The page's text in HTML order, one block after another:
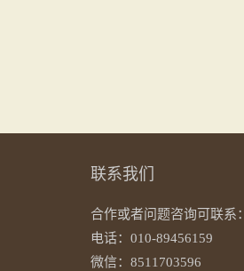
联系我们
合作或者问题咨询可联系：
电话：010-89456159
微信：8511703596